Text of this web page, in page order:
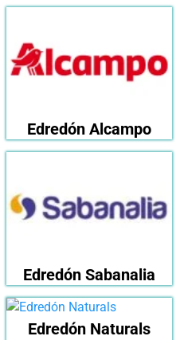
Edredón Alcampo
Edredón Sabanalia
Edredón Naturals